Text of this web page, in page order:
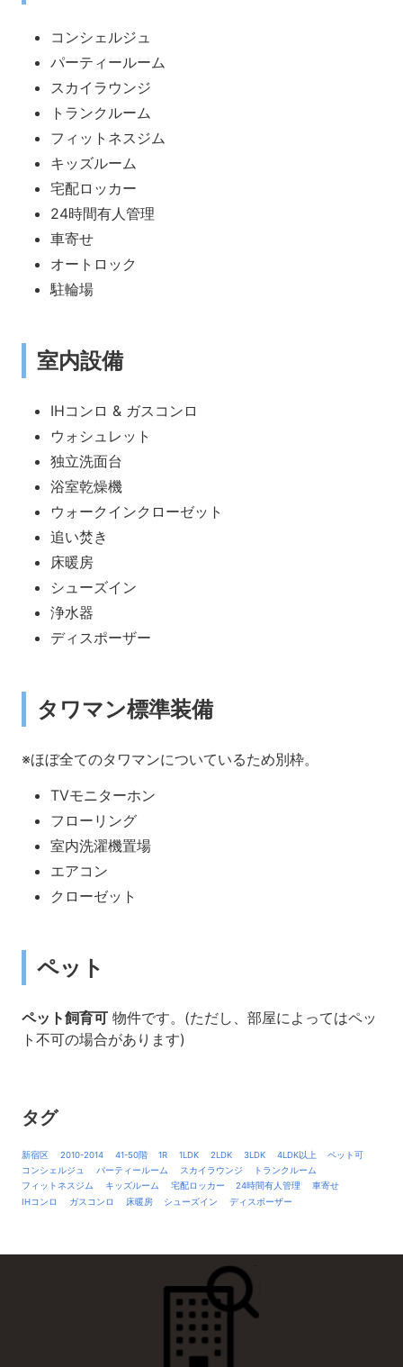
コンシェルジュ
パーティールーム
スカイラウンジ
トランクルーム
フィットネスジム
キッズルーム
宅配ロッカー
24時間有人管理
車寄せ
オートロック
駐輪場
室内設備
IHコンロ & ガスコンロ
ウォシュレット
独立洗面台
浴室乾燥機
ウォークインクローゼット
追い焚き
床暖房
シューズイン
浄水器
ディスポーザー
タワマン標準装備
※ほぼ全てのタワマンについているため別枠。
TVモニターホン
フローリング
室内洗濯機置場
エアコン
クローゼット
ペット
ペット飼育可 物件です。(ただし、部屋によってはペッ
ト不可の場合があります)
タグ
新宿区 2010-2014 41-50階 1R 1LDK 2LDK 3LDK 4LDK以上
ペット可
コンシェルジュ
パーティールーム スカイラウンジ
トランクルーム
フィットネスジム
キッズルーム 宅配ロッカー 24時間有人管理
車寄せ
IHコンロ
ガスコンロ 床暖房 シューズイン ディスポーザー